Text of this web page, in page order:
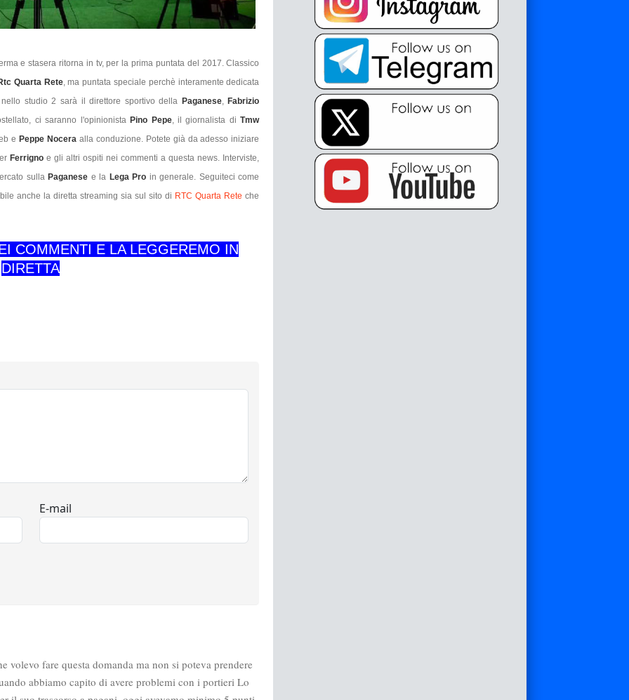
e stasera ritorna in tv, per la prima puntata del 2017. Classico
Quarta Rete, ma puntata speciale perchè interamente dedicata
studio 2 sarà il direttore sportivo della Paganese, Fabrizio
ci saranno l'opinionistaPino Pepe, il giornalista di Tmw
ePeppe Nocera alla conduzione. Potete già da adesso iniziare
Ferrignoe gli altri ospiti nei commenti a questa news. Interviste,
sullaPaganese e la Lega Pro in generale. Seguiteci come
anche la diretta streaming sia sul sito di RTC Quarta Rete che
COMMENTI E LA LEGGEREMO IN
DIRETTA